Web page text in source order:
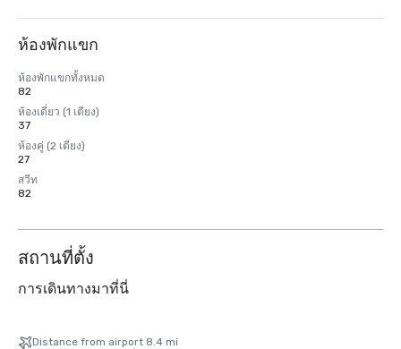
ห้องพักแขก
ห้องพักแขกทั้งหมด
82
ห้องเดี่ยว (1 เตียง)
37
ห้องคู่ (2 เตียง)
27
สวีท
82
สถานที่ตั้ง
การเดินทางมาที่นี่
Distance from airport 8.4 mi